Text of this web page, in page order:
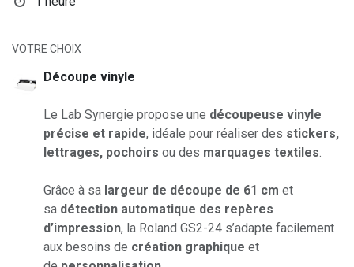
VOTRE CHOIX
Découpe vinyle
Le Lab Synergie propose une découpeuse vinyle
précise et rapide, idéale pour réaliser des stickers,
lettrages, pochoirs ou des marquages textiles.
Grâce à sa largeur de découpe de 61 cm et
sa détection automatique des repères
d’impression, la Roland GS2-24 s’adapte facilement
aux besoins de création graphique et